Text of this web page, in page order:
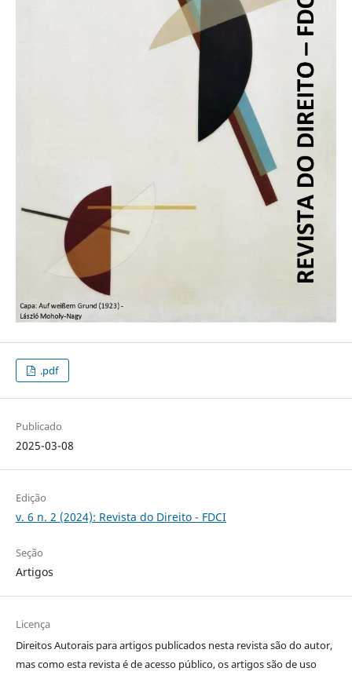
.pdf
Publicado
2025-03-08
Edição
v. 6 n. 2 (2024): Revista do Direito - FDCI
Seção
Artigos
Licença
Direitos Autorais para artigos publicados nesta revista são do autor,
mas como esta revista é de acesso público, os artigos são de uso